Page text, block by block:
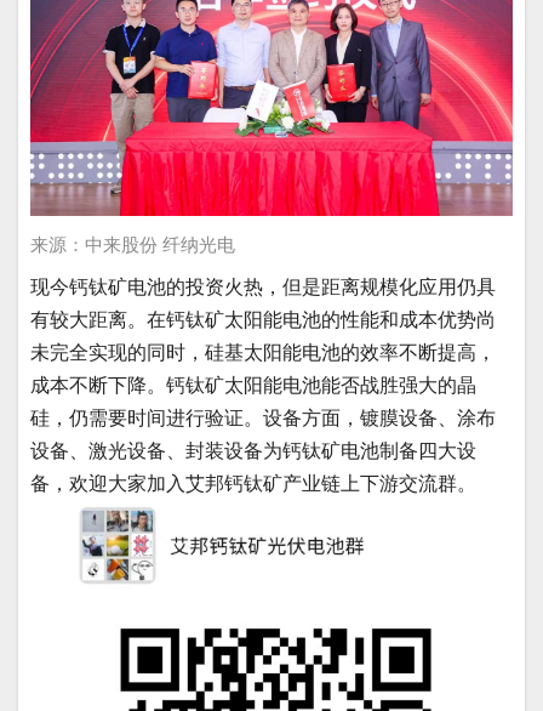
来源：中来股份 纤纳光电
现今钙钛矿电池的投资火热，但是距离规模化应用仍具
有较大距离。在钙钛矿太阳能电池的性能和成本优势尚
未完全实现的同时，硅基太阳能电池的效率不断提高，
成本不断下降。钙钛矿太阳能电池能否战胜强大的晶
硅，仍需要时间进行验证。设备方面，镀膜设备、涂布
设备、激光设备、封装设备为钙钛矿电池制备四大设
备，欢迎大家加入艾邦钙钛矿产业链上下游交流群。